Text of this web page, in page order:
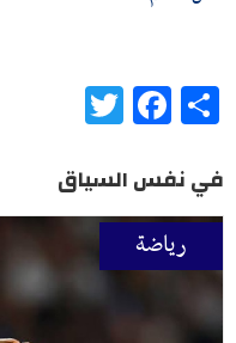
Share
Facebook
في نفس السياق
رياضة